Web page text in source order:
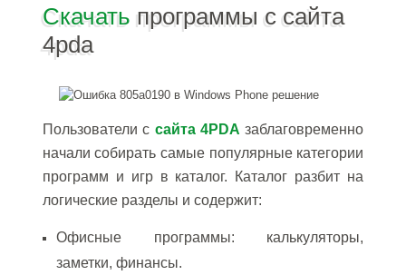
Скачать программы с сайта
4pda
Пользователи с сайта 4PDA заблаговременно
начали собирать самые популярные категории
программ и игр в каталог. Каталог разбит на
логические разделы и содержит:
Офисные программы: калькуляторы,
заметки, финансы.